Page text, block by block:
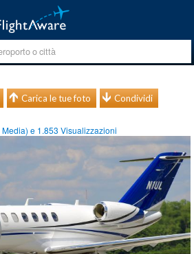
Carica le tue foto Condividi
Media) e 1.853 Visualizzazioni